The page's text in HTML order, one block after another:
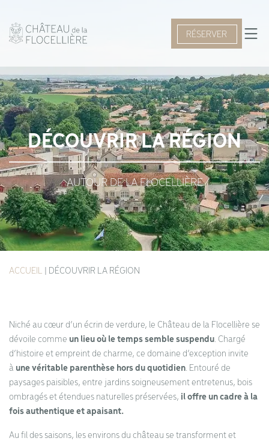
RÉSERVER
DÉCOUVRIR LA RÉGION
AUTOUR DE LA FLOCELLIÈRE
ACCUEIL | DÉCOUVRIR LA RÉGION
Niché au cœur d’un écrin de verdure, le Château de la Flocellière se
dévoile comme un lieu où le temps semble suspendu. Chargé
d’histoire et empreint de charme, ce domaine d’exception invite
à une véritable parenthèse hors du quotidien. Entouré de
paysages paisibles, entre jardins soigneusement entretenus, bois
ombragés et étendues naturelles préservées, il offre un cadre à la
fois authentique et apaisant.
Au fil des saisons, les environs du château se transforment et